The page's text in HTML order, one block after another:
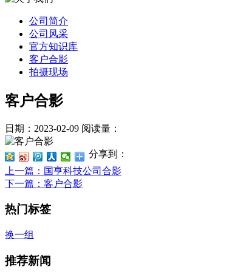
公司简介
公司风采
官方知识库
客户合影
拍摄现场
客户合影
日期：2023-02-09 阅读量：
分享到：
上一篇 ：国亨科技公司合影
下一篇 ：客户合影
热门标签
换一组
推荐新闻